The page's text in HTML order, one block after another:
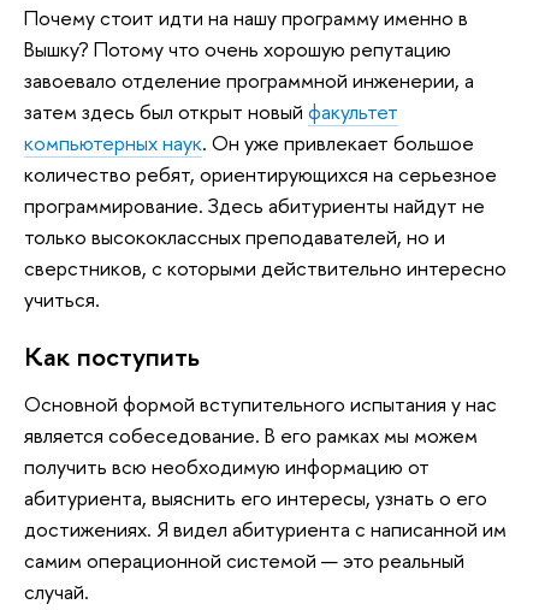
Почему стоит идти на нашу программу именно в
Вышку? Потому что очень хорошую репутацию
завоевало отделение программной инженерии, а
затем здесь был открыт новый факультет
компьютерных наук. Он уже привлекает большое
количество ребят, ориентирующихся на серьезное
программирование. Здесь абитуриенты найдут не
только высококлассных преподавателей, но и
сверстников, с которыми действительно интересно
учиться.
Как поступить
Основной формой вступительного испытания у нас
является собеседование. В его рамках мы можем
получить всю необходимую информацию от
абитуриента, выяснить его интересы, узнать о его
достижениях. Я видел абитуриента с написанной им
самим операционной системой — это реальный
случай.